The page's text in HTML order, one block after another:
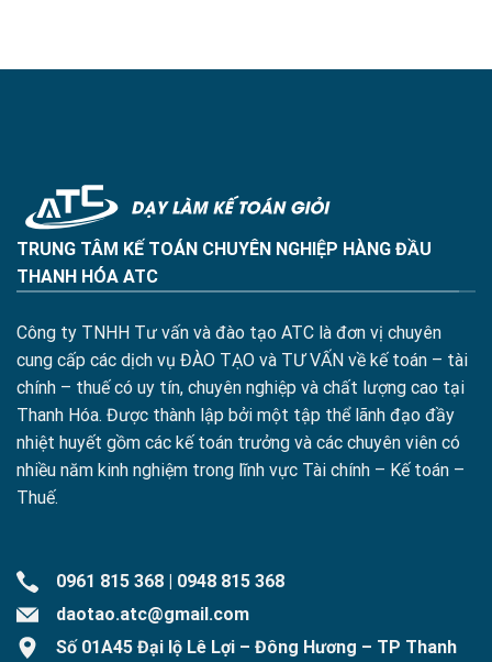
TRUNG TÂM KẾ TOÁN CHUYÊN NGHIỆP HÀNG ĐẦU
THANH HÓA ATC
Công ty TNHH Tư vấn và đào tạo ATC là đơn vị chuyên
cung cấp các dịch vụ ĐÀO TẠO và TƯ VẤN về kế toán – tài
chính – thuế có uy tín, chuyên nghiệp và chất lượng cao tại
Thanh Hóa. Được thành lập bởi một tập thể lãnh đạo đầy
nhiệt huyết gồm các kế toán trưởng và các chuyên viên có
nhiều năm kinh nghiệm trong lĩnh vực Tài chính – Kế toán –
Thuế.
0961 815 368 | 0948 815 368
daotao.atc@gmail.com
Số 01A45 Đại lộ Lê Lợi – Đông Hương – TP Thanh